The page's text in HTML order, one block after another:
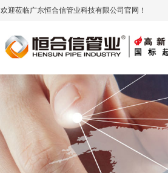
欢迎莅临广东恒合信管业科技有限公司官网！